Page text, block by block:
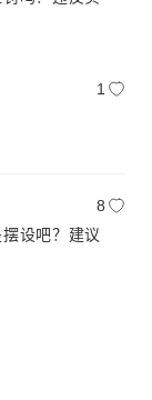
1
8
设吧？建议